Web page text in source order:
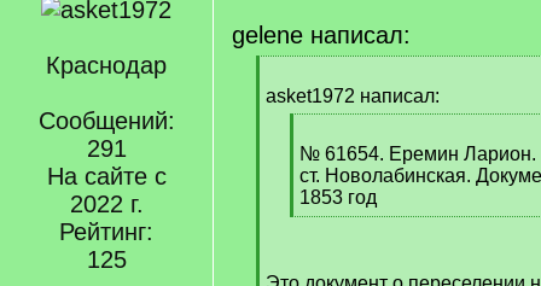
Краснодар
Сообщений:
291
На сайте с
2022 г.
Рейтинг:
125
gelene написал:
q
asket1972 написал:
q
]
№ 61654. Еремин Ларион.
ст. Новолабинская.
1853 год
[